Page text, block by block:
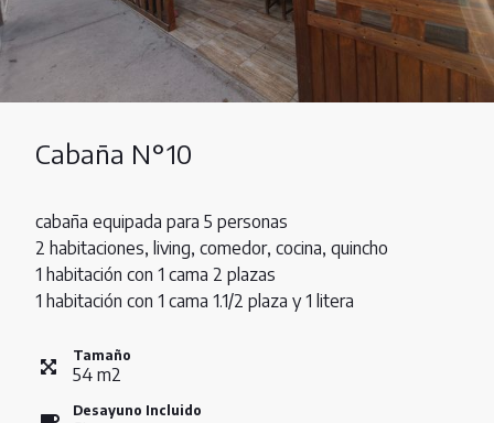
Cabaña N°10
cabaña equipada para 5 personas
2 habitaciones, living, comedor, cocina, quincho
1 habitación con 1 cama 2 plazas
1 habitación con 1 cama 1.1/2 plaza y 1 litera
Tamaño
54 m2
Desayuno Incluido